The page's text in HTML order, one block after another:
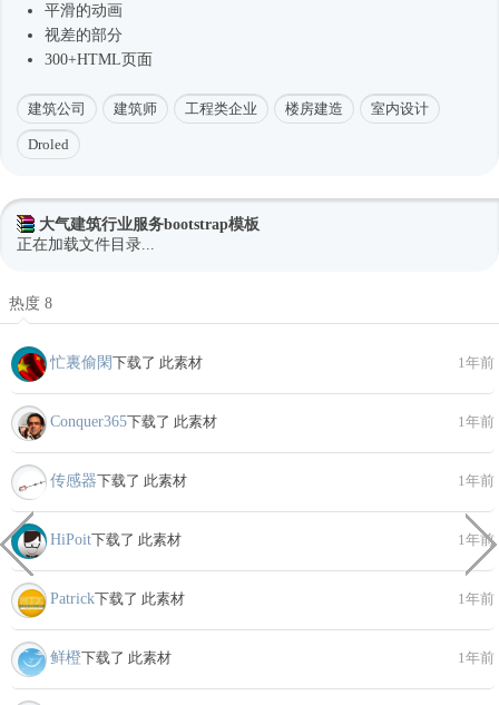
平滑的动画
视差的部分
300+HTML页面
建筑公司 建筑师 工程类企业 楼房建造 室内设计
Droled
大气建筑行业服务bootstrap模板
正在加载文件目录...
热度 8
忙裏偷閑下载了 此素材 1年前
Conquer365下载了 此素材 1年前
传感器下载了 此素材 1年前
HiPoit下载了 此素材 1年前
Patrick下载了 此素材 1年前
鲜橙下载了 此素材 1年前